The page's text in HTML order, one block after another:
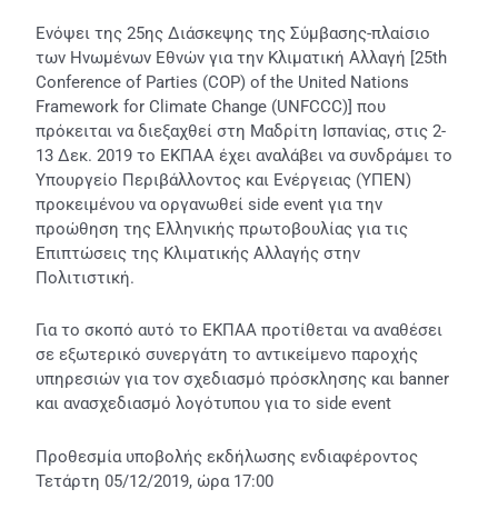
Ενόψει της 25ης Διάσκεψης της Σύμβασης-πλαίσιο
των Ηνωμένων Εθνών για την Κλιματική Αλλαγή [25th
Conference of Parties (COP) of the United Nations
Framework for Climate Change (UNFCCC)] που
πρόκειται να διεξαχθεί στη Μαδρίτη Ισπανίας, στις 2-
13 Δεκ. 2019 το ΕΚΠΑΑ έχει αναλάβει να συνδράμει το
Υπουργείο Περιβάλλοντος και Ενέργειας (ΥΠΕΝ)
προκειμένου να οργανωθεί side event για την
προώθηση της Ελληνικής πρωτοβουλίας για τις
Επιπτώσεις της Κλιματικής Αλλαγής στην
Πολιτιστική.
Για το σκοπό αυτό το ΕΚΠΑΑ προτίθεται να αναθέσει
σε εξωτερικό συνεργάτη το αντικείμενο παροχής
υπηρεσιών για τον σχεδιασμό πρόσκλησης και banner
και ανασχεδιασμό λογότυπου για το side event
Προθεσμία υποβολής εκδήλωσης ενδιαφέροντος
Τετάρτη 05/12/2019, ώρα 17:00
event
(25η
Διάσκεψη
της
Σύμβασης-
πλαίσιο
των
Ηνωμένων
Εθνών
για
την
Αλλαγή)